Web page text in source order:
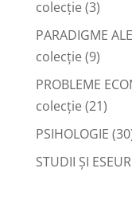
colecție(3)
PARADIGME
colecție(9)
PROBLEME
colecție(21)
PSIHOLOGIE
STUDII ȘI